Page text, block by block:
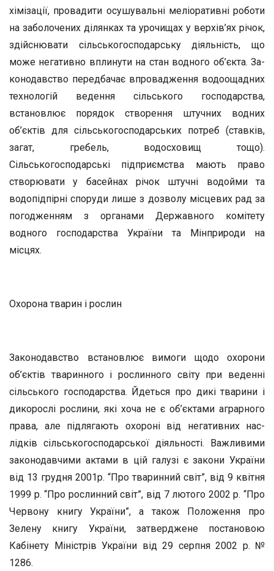
хімізації, прова­дити осушувальні меліоративні роботи
на заболочених ділянках та урочищах у верхів’ях річок,
здійснювати сільськогосподарську ді­яльність, що
може негативно вплинути на стан водного об’єкта. За­
конодавство передбачає впровадження водоощадних
технологій ве­дення сільського господарства,
встановлює порядок створення штучних водних
об’єктів для сільськогосподарських потреб (став­ків,
загат, гребель, водосховищ тощо).
Сільськогосподарські під­приємства мають право
створювати у басейнах річок штучні водой­ми та
водопідпірні споруди лише з дозволу місцевих рад за
погод­женням з органами Державного комітету
водного господарства Ук­раїни та Мінприроди на
місцях.
Охорона тварин і рослин
Законодавство встановлює вимоги щодо охорони
об’єктів тва­ринного і рослинного світу при веденні
сільського господарства. Йдеться про дикі тварини і
дикорослі рослини, які хоча не є об’єк­тами аграрного
права, але підлягають охороні від негативних нас­
лідків сільськогосподарської діяльності. Важливими
законодавчими актами в цій галузі є закони України
від 13 грудня 2001р. “Про тва­ринний світ”, від 9 квітня
1999 р. “Про рослинний світ”, від 7 лю­того 2002 р. “Про
Червону книгу України”, а також Положення про
Зелену книгу України, затверджене постановою
Кабінету Мі­ністрів України від 29 серпня 2002 р. №
1286.